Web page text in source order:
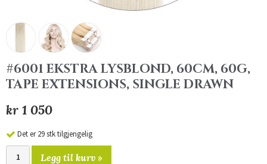
#6001 EKSTRA LYSBLOND, 60CM, 60G,
TAPE EXTENSIONS, SINGLE DRAWN
kr 1 050
Det er 29 stk tilgjengelig
Legg til kurv »